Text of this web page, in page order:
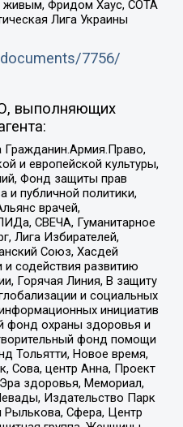
живым, Фридом Хаус, СОТА
Лига Украины
7756/
выполняющих
Гражданин.Армия.Право,
и европейской культуры,
Фонд защиты прав
и публичной политики,
врачей,
СВЕЧА, Гуманитарное
Лига Избирателей,
Союз, Хасдей
содействия развитию
Горячая Линия, В защиту
и социальных
инициатив
фонд охраны здоровья и
фонд помощи
Тольятти, Новое время,
Сова, центр Анна, Проект
здоровья, Мемориал,
Издательство Парк
Рылькова, Сфера, Центр